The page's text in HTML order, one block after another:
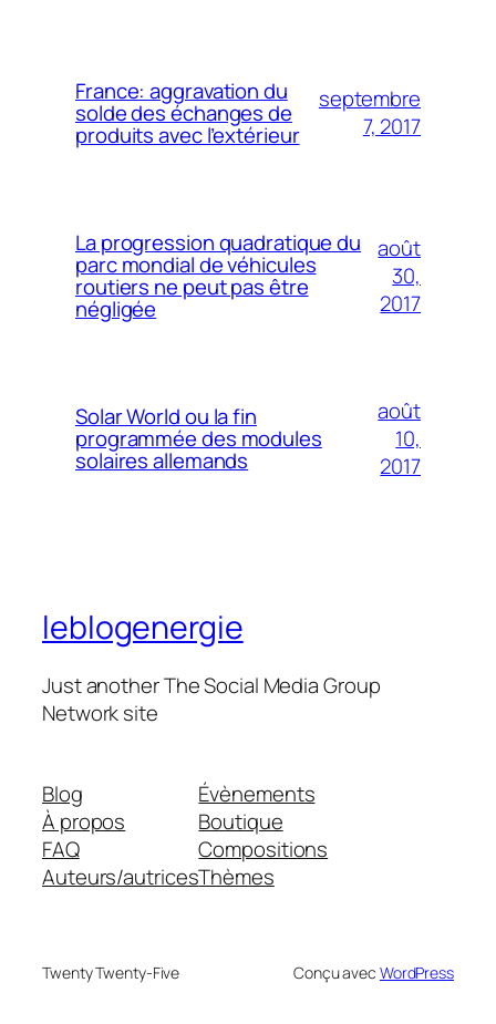
France: aggravation du
solde des échanges de
produits avec l’extérieur
septembre
7, 2017
La progression quadratique du
parc mondial de véhicules
routiers ne peut pas être
négligée
août
30,
2017
Solar World ou la fin
programmée des modules
solaires allemands
août
10,
2017
leblogenergie
Just another The Social Media Group
Network site
Blog
À propos
FAQ
Auteurs/autrices
Évènements
Boutique
Compositions
Thèmes
Twenty Twenty-Five Conçu avec WordPress